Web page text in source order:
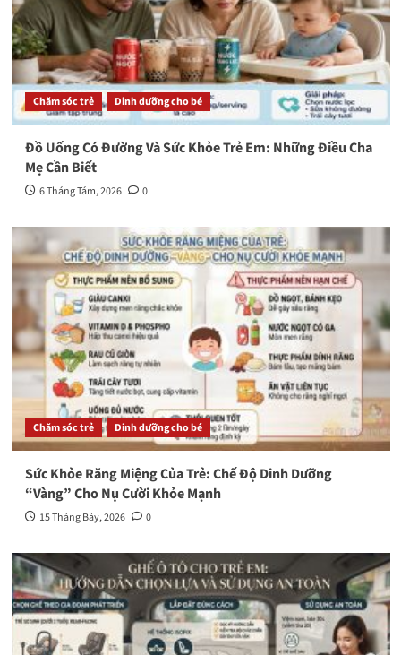
Chăm sóc trẻ Dinh dưỡng cho bé
Đồ Uống Có Đường Và Sức Khỏe Trẻ Em: Những Điều Cha
Mẹ Cần Biết
6 Tháng Tám, 2026 0
Chăm sóc trẻ Dinh dưỡng cho bé
Sức Khỏe Răng Miệng Của Trẻ: Chế Độ Dinh Dưỡng
“Vàng” Cho Nụ Cười Khỏe Mạnh
15 Tháng Bảy, 2026 0